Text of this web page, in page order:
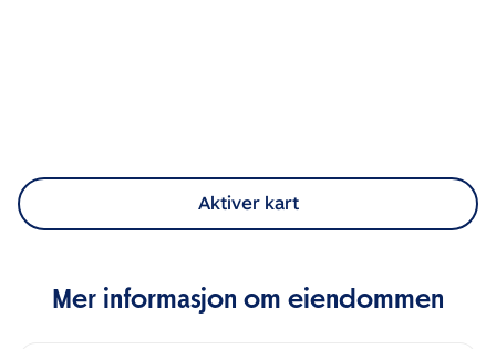
Aktiver kart
Mer informasjon om eiendommen